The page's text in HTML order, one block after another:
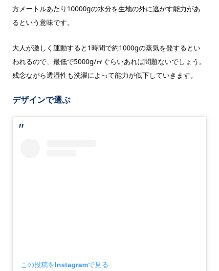
方メートルあたり10000gの水分を生地の外に逃がす能力があ
るという意味です。
大人が激しく運動すると1時間で約1000gの蒸気を発するとい
われるので、最低で5000g/㎡ぐらいあれば問題ないでしょう。
残念ながら透湿性も洗濯によって能力が低下していきます。
デザインで選ぶ
この投稿をInstagramで見る